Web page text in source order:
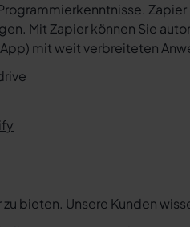
Mit Zapier können Sie
mit weit verbreiteten
bieten. Unsere Kunden